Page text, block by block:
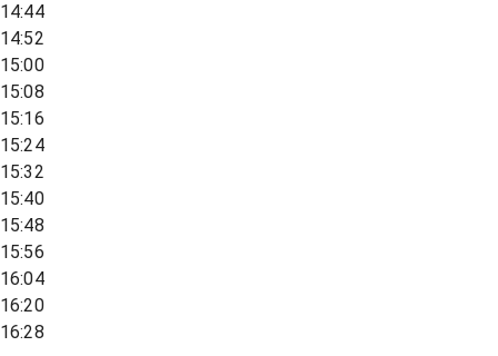
14:44
14:52
15:00
15:08
15:16
15:24
15:32
15:40
15:48
15:56
16:04
16:20
16:28